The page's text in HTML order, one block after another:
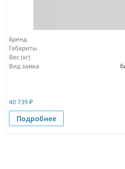
Бренд
Габариты
Вес (кг)
Вид замка
40 739₽
Подробнее